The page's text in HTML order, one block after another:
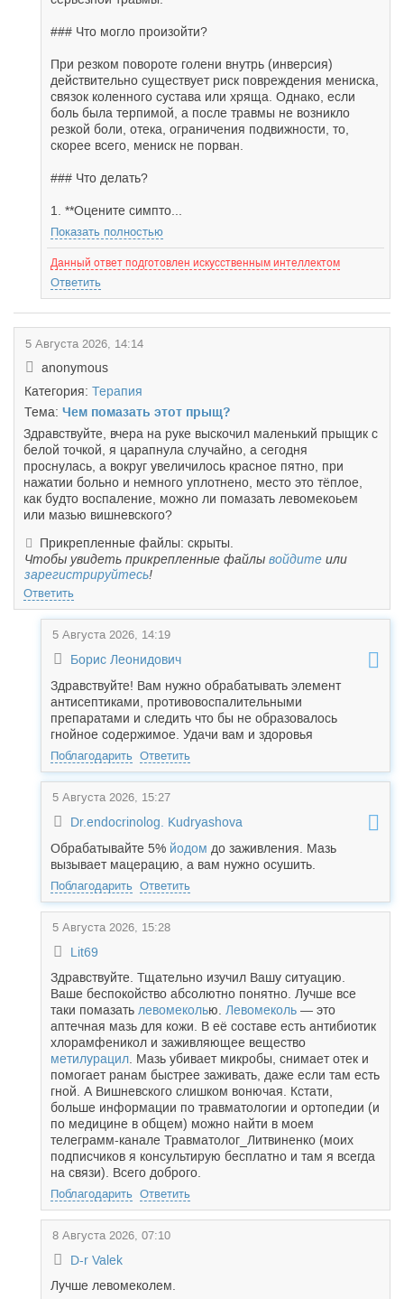
### Что могло произойти?
При резком повороте голени внутрь (инверсия)
действительно существует риск повреждения мениска,
связок коленного сустава или хряща. Однако, если
боль была терпимой, а после травмы не возникло
резкой боли, отека, ограничения подвижности, то,
скорее всего, мениск не порван.
### Что делать?
1. **Оцените симпто...
Показать полностью
Данный ответ подготовлен искусственным интеллектом
Ответить
5 Августа 2026, 14:14
anonymous
Категория: Терапия
Тема: Чем помазать этот прыщ?
Здравствуйте, вчера на руке выскочил маленький прыщик с
белой точкой, я царапнула случайно, а сегодня
проснулась, а вокруг увеличилось красное пятно, при
нажатии больно и немного уплотнено, место это тёплое,
как будто воспаление, можно ли помазать левомекоьем
или мазью вишневского?
Прикрепленные файлы: скрыты.
Чтобы увидеть прикрепленные файлы войдите или
зарегистрируйтесь!
Ответить
5 Августа 2026, 14:19
Борис Леонидович
Здравствуйте! Вам нужно обрабатывать элемент
антисептиками, противовоспалительными
препаратами и следить что бы не образовалось
гнойное содержимое. Удачи вам и здоровья
Поблагодарить Ответить
5 Августа 2026, 15:27
Dr.endocrinolog. Kudryashova
Обрабатывайте 5% йодом до заживления. Мазь
вызывает мацерацию, а вам нужно осушить.
Поблагодарить Ответить
5 Августа 2026, 15:28
Lit69
Здравствуйте. Тщательно изучил Вашу ситуацию.
Ваше беспокойство абсолютно понятно. Лучше все
таки помазать левомеколью. Левомеколь — это
аптечная мазь для кожи. В её составе есть антибиотик
хлорамфеникол и заживляющее вещество
метилурацил . Мазь убивает микробы, снимает отек и
помогает ранам быстрее заживать, даже если там есть
гной. А Вишневского слишком вонючая. Кстати,
больше информации по травматологии и ортопедии (и
по медицине в общем) можно найти в моем
телеграмм-канале Травматолог_Литвиненко (моих
подписчиков я консультирую бесплатно и там я всегда
на связи). Всего доброго.
Поблагодарить Ответить
8 Августа 2026, 07:10
D-r Valek
Лучше левомеколем.